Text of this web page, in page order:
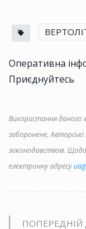
Оперативна
Приєднуйтесь
Використання даного
заборонене.
законодавством.
електронну адресу